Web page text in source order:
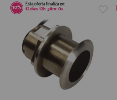
10% Esta oferta finaliza en:
12días12h:38m:0s